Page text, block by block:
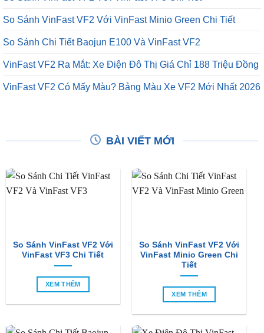
So Sánh VinFast VF2 Với VinFast Minio Green Chi Tiết
So Sánh Chi Tiết Baojun E100 Và VinFast VF2
VinFast VF2 Ra Mắt: Xe Điện Đô Thị Giá Chỉ 188 Triệu Đồng
VinFast VF2 Có Mấy Màu? Bảng Màu Xe VF2 Mới Nhất 2026
BÀI VIẾT MỚI
So Sánh VinFast VF2 Với
VinFast VF3 Chi Tiết
XEM THÊM
So Sánh VinFast VF2 Với
VinFast Minio Green Chi
Tiết
XEM THÊM